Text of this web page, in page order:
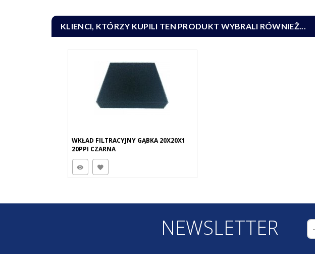
KLIENCI, KTÓRZY KUPILI TEN PRODUKT WYBRALI RÓWNIEŻ...
WKŁAD FILTRACYJNY GĄBKA 20X20X1
20PPI CZARNA
NEWSLETTER